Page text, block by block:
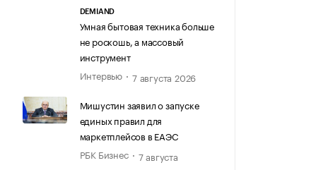
DEMIAND
Умная бытовая техника больше
не роскошь, а массовый
инструмент
Интервью
7 августа 2026
Мишустин заявил о запуске
единых правил для
маркетплейсов в ЕАЭС
РБК Бизнес
7 августа